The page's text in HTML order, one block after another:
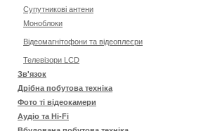
Супутникові антени
Моноблоки
Відеомагнітофони та відеоплеєри
Телевізори LCD
Зв'язок
Дрібна побутова техніка
Фото ті відеокамери
Аудіо та Hi-Fi